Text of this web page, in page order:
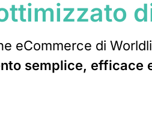
eCommerce di
semplice, efficace